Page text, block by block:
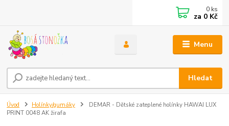
Menu
Hledat
0 ks
za 0 Kč
Úvod Holínky/gumáky
DEMAR - Dětské zateplené holínky HAWAI LUX
PRINT 0048 AK žirafa